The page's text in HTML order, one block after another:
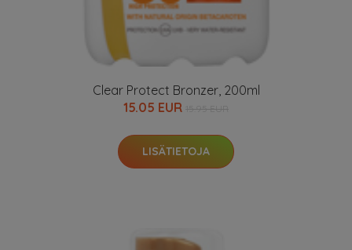
Clear Protect Bronzer, 200ml
15.05 EUR
LISÄTIETOJA